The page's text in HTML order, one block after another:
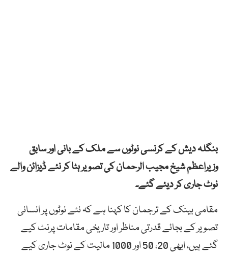
بنگلہ دیش کے کرنسی نوٹوں سے ملک کے بانی اور سابق
وزیراعظم شیخ مجیب الرحمان کی تصویر ہٹا کر نئے ڈیزائن والے
نوٹ جاری کر دیئے گئے۔
مقامی بینک کے ترجمان کا کہنا ہے کہ نئے نوٹوں پر انسانی
تصویر کے بجائے قدرتی مناظر اور تاریخی مقامات پرنٹ کیے
گئے ہیں، ابھی 20، 50 اور 1000 مالیت کے نوٹ جاری کیے